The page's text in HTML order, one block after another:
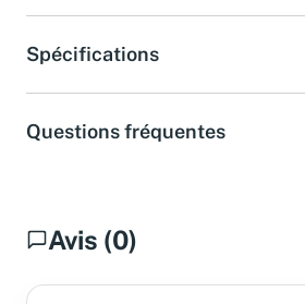
Spécifications
Questions fréquentes
Avis (0)